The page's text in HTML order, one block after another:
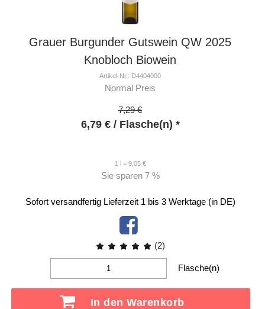
Grauer Burgunder Gutswein QW 2025
Knobloch Biowein
Artikel-Nr.: D4404000
Normal Preis
7,29 €
6,79 €/ Flasche(n) *
1 l = 9,05 €
Sie sparen 7 %
Sofort versandfertig Lieferzeit 1 bis 3 Werktage (in DE)
(2)
Flasche(n)
In den Warenkorb